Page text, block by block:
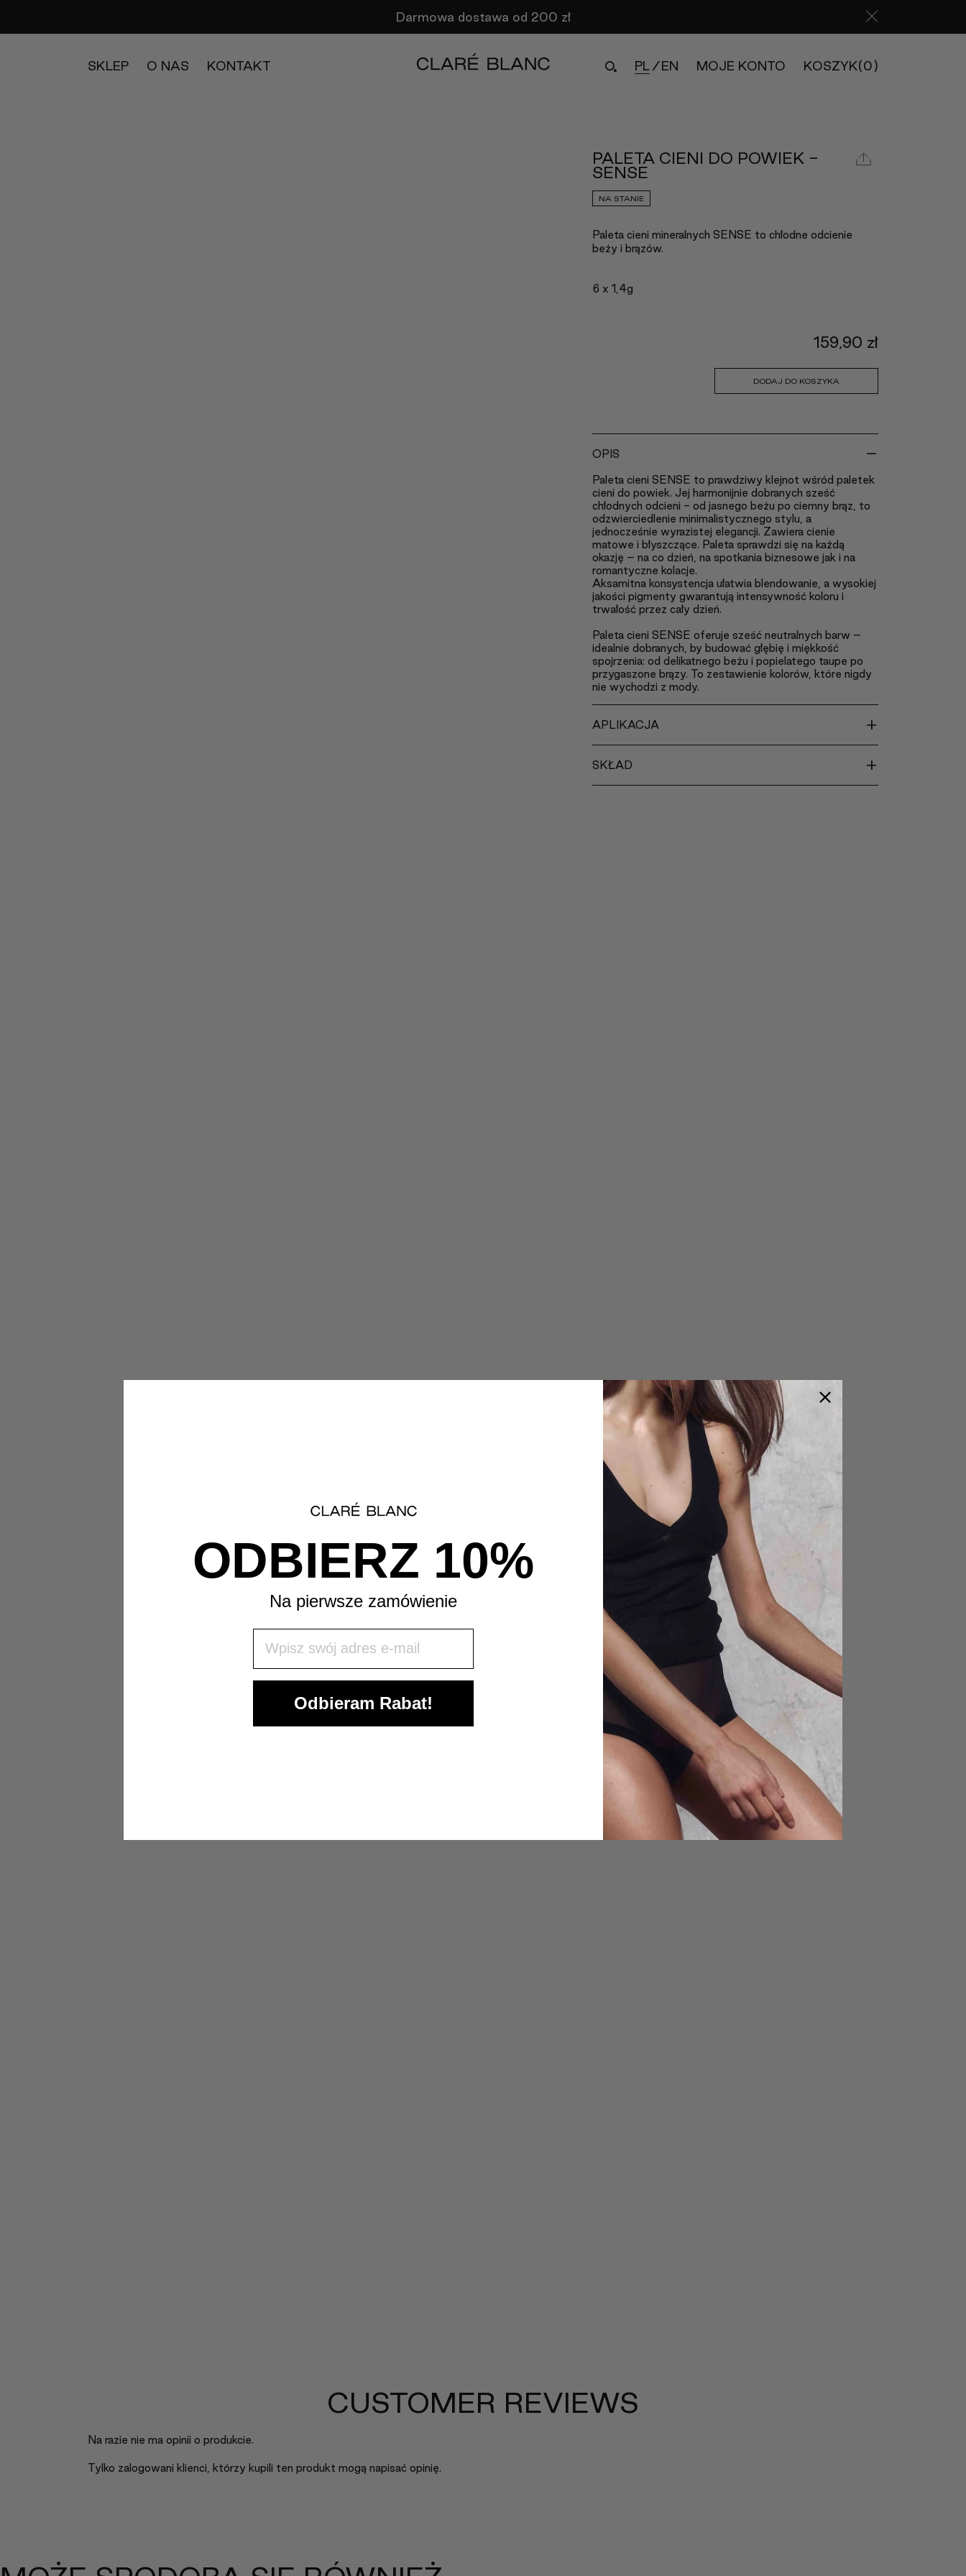
Darmowa dostawa od 200 zł
SKLEP O NAS KONTAKT PL EN MOJE KONTO KOSZYK(0)
PALETA CIENI DO POWIEK -
SENSE
NA STANIE
Paleta cieni mineralnych SENSE to chłodne odcienie
beży i brązów.
6 x 1,4g
159,90 zł
DODAJ DO KOSZYKA
OPIS -
Paleta cieni SENSE to prawdziwy klejnot wśród paletek
cieni do powiek. Jej harmonijnie dobranych sześć
chłodnych odcieni - od jasnego beżu po ciemny brąz, to
odzwierciedlenie minimalistycznego stylu, a
jednocześnie wyrazistej elegancji. Zawiera cienie
matowe i błyszczące. Paleta sprawdzi się na każdą
okazję – na co dzień, na spotkania biznesowe jak i na
romantyczne kolacje.
Aksamitna konsystencja ułatwia blendowanie, a wysokiej
jakości pigmenty gwarantują intensywność koloru i
trwałość przez cały dzień.
Paleta cieni SENSE oferuje sześć neutralnych barw –
idealnie dobranych, by budować głębię i miękkość
spojrzenia: od delikatnego beżu i popielatego taupe po
przygaszone brązy. To zestawienie kolorów, które nigdy
nie wychodzi z mody.
APLIKACJA +
SKŁAD +
CUSTOMER REVIEWS
Na razie nie ma opinii o produkcie.
Tylko zalogowani klienci, którzy kupili ten produkt mogą napisać opinię.
ODBIERZ 10%
Na pierwsze zamówienie
Odbieram Rabat!